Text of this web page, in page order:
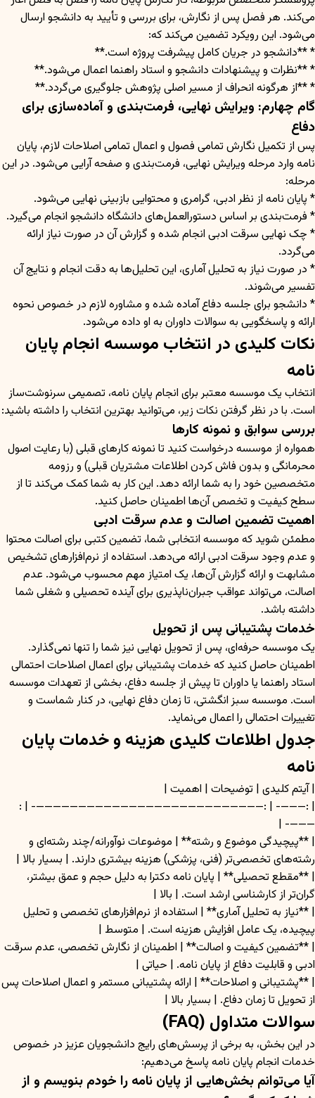
می‌کند. هر فصل پس از نگارش، برای بررسی و تأیید به دانشجو ارسال
می‌شود. این رویکرد تضمین می‌کند که:
* **دانشجو در جریان کامل پیشرفت پروژه است.**
* **نظرات و پیشنهادات دانشجو و استاد راهنما اعمال می‌شود.**
* **از هرگونه انحراف از مسیر اصلی پژوهش جلوگیری می‌گردد.**
گام چهارم: ویرایش نهایی، فرمت‌بندی و آماده‌سازی برای
دفاع
پس از تکمیل نگارش تمامی فصول و اعمال تمامی اصلاحات لازم، پایان
نامه وارد مرحله ویرایش نهایی، فرمت‌بندی و صفحه آرایی می‌شود. در این
مرحله:
* پایان نامه از نظر ادبی، گرامری و محتوایی بازبینی نهایی می‌شود.
* فرمت‌بندی بر اساس دستورالعمل‌های دانشگاه دانشجو انجام می‌گیرد.
* چک نهایی سرقت ادبی انجام شده و گزارش آن در صورت نیاز ارائه
می‌گردد.
* در صورت نیاز به تحلیل آماری، این تحلیل‌ها به دقت انجام و نتایج آن
تفسیر می‌شوند.
* دانشجو برای جلسه دفاع آماده شده و مشاوره لازم در خصوص نحوه
ارائه و پاسخگویی به سوالات داوران به او داده می‌شود.
نکات کلیدی در انتخاب موسسه انجام پایان
نامه
انتخاب یک موسسه معتبر برای انجام پایان نامه، تصمیمی سرنوشت‌ساز
است. با در نظر گرفتن نکات زیر، می‌توانید بهترین انتخاب را داشته باشید:
بررسی سوابق و نمونه کارها
همواره از موسسه درخواست کنید تا نمونه کارهای قبلی (با رعایت اصول
محرمانگی و بدون فاش کردن اطلاعات مشتریان قبلی) و رزومه
متخصصین خود را به شما ارائه دهد. این کار به شما کمک می‌کند تا از
سطح کیفیت و تخصص آن‌ها اطمینان حاصل کنید.
اهمیت تضمین اصالت و عدم سرقت ادبی
مطمئن شوید که موسسه انتخابی شما، تضمین کتبی برای اصالت محتوا
و عدم وجود سرقت ادبی ارائه می‌دهد. استفاده از نرم‌افزارهای تشخیص
مشابهت و ارائه گزارش آن‌ها، یک امتیاز مهم محسوب می‌شود. عدم
اصالت، می‌تواند عواقب جبران‌ناپذیری برای آینده تحصیلی و شغلی شما
داشته باشد.
خدمات پشتیبانی پس از تحویل
یک موسسه حرفه‌ای، پس از تحویل نهایی نیز شما را تنها نمی‌گذارد.
اطمینان حاصل کنید که خدمات پشتیبانی برای اعمال اصلاحات احتمالی
استاد راهنما یا داوران تا پیش از جلسه دفاع، بخشی از تعهدات موسسه
است. موسسه سبز انگشتی، تا زمان دفاع نهایی، در کنار شماست و
تغییرات احتمالی را اعمال می‌نماید.
جدول اطلاعات کلیدی هزینه و خدمات پایان
نامه
| آیتم کلیدی | توضیحات | اهمیت |
| :———- | :———————————————————————————- | :
———- |
| **پیچیدگی موضوع و رشته** | موضوعات نوآورانه/چند رشته‌ای و
رشته‌های تخصصی‌تر (فنی، پزشکی) هزینه بیشتری دارند. | بسیار بالا |
| **مقطع تحصیلی** | پایان نامه دکترا به دلیل حجم و عمق بیشتر،
گران‌تر از کارشناسی ارشد است. | بالا |
| **نیاز به تحلیل آماری** | استفاده از نرم‌افزارهای تخصصی و تحلیل
پیچیده، یک عامل افزایش هزینه است. | متوسط |
| **تضمین کیفیت و اصالت** | اطمینان از نگارش تخصصی، عدم سرقت
ادبی و قابلیت دفاع از پایان نامه. | حیاتی |
| **پشتیبانی و اصلاحات** | ارائه پشتیبانی مستمر و اعمال اصلاحات پس
از تحویل تا زمان دفاع. | بسیار بالا |
سوالات متداول (FAQ)
در این بخش، به برخی از پرسش‌های رایج دانشجویان عزیز در خصوص
خدمات انجام پایان نامه پاسخ می‌دهیم:
آیا می‌توانم بخش‌هایی از پایان نامه را خودم بنویسم و از